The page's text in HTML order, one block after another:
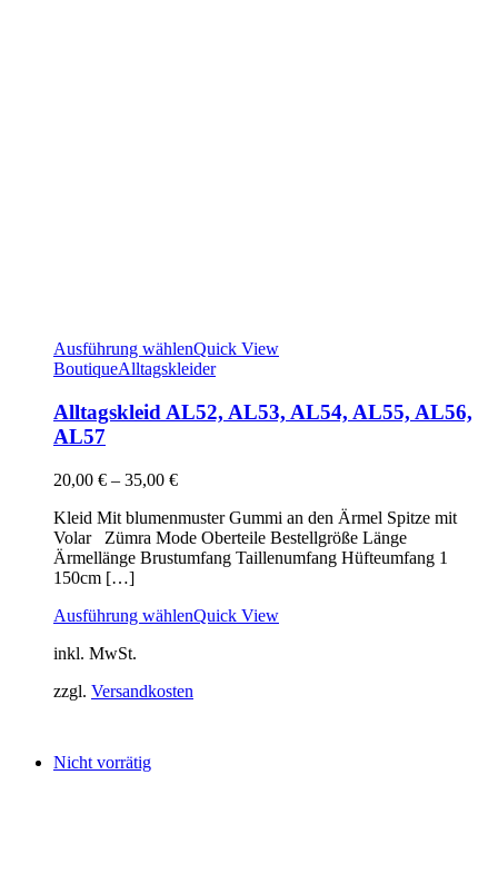
Ausführung wählenQuick View
BoutiqueAlltagskleider
Alltagskleid AL52, AL53, AL54, AL55, AL56,
AL57
20,00 € – 35,00 €
Kleid Mit blumenmuster Gummi an den Ärmel Spitze mit
Volar Zümra Mode Oberteile Bestellgröße Länge
Ärmellänge Brustumfang Taillenumfang Hüfteumfang 1
150cm […]
Ausführung wählenQuick View
inkl. MwSt.
zzgl. Versandkosten
Nicht vorrätig